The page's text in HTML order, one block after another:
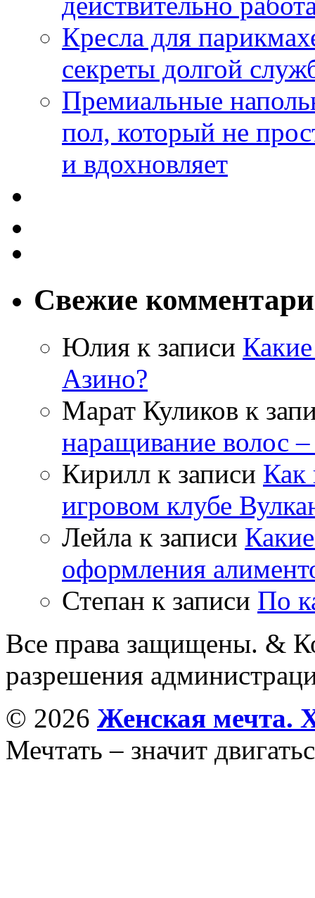
Кресла для
секреты долгой
Премиальные
пол, который не
и вдохновляет
Свежие
Юлия к записи
Азино?
Марат Куликов к
наращивание волос
Кирилл к записи Как
игровом клубе
Лейла к записи
оформления
Степан к записи По
Все права защищены. &
разрешения
© 2026 Женская мечта.
Мечтать – значит